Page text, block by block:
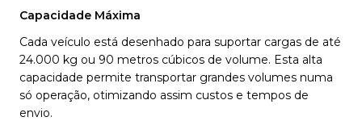
Capacidade Máxima
Cada veículo está desenhado para suportar cargas de até
24.000 kg ou 90 metros cúbicos de volume. Esta alta
capacidade permite transportar grandes volumes numa
só operação, otimizando assim custos e tempos de
envio.